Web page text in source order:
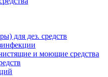
для дез. средств
и моющие средства